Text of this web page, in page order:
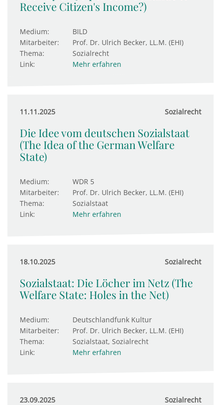
Receive Citizen's Income?)
Medium:
BILD
Mitarbeiter:
Prof. Dr. Ulrich Becker, LL.M. (EHI)
Thema:
Sozialrecht
Link:
Mehr erfahren
11.11.2025 Sozialrecht
Die Idee vom deutschen Sozialstaat
(The Idea of the German Welfare
State)
Medium:
WDR 5
Mitarbeiter:
Prof. Dr. Ulrich Becker, LL.M. (EHI)
Thema:
Sozialstaat
Link:
Mehr erfahren
18.10.2025 Sozialrecht
Sozialstaat: Die Löcher im Netz (The
Welfare State: Holes in the Net)
Medium:
Deutschlandfunk Kultur
Mitarbeiter:
Prof. Dr. Ulrich Becker, LL.M. (EHI)
Thema:
Sozialstaat, Sozialrecht
Link:
Mehr erfahren
23.09.2025 Sozialrecht